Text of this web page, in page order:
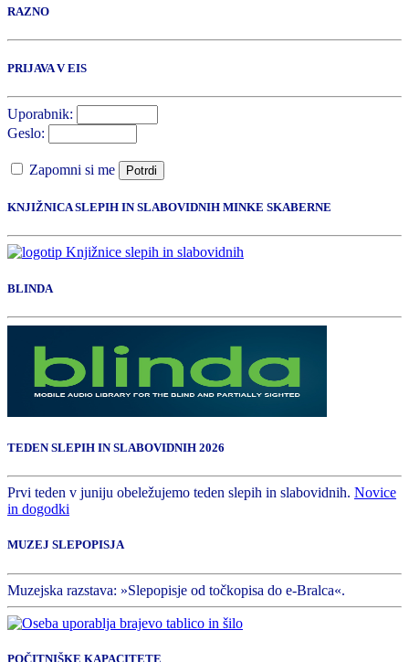
RAZNO
PRIJAVA V EIS
Uporabnik:
Geslo:
Zapomni si me Potrdi
KNJIŽNICA SLEPIH IN SLABOVIDNIH MINKE SKABERNE
BLINDA
TEDEN SLEPIH IN SLABOVIDNIH 2026
Prvi teden v juniju obeležujemo teden slepih in slabovidnih. Novice
in dogodki
MUZEJ SLEPOPISJA
Muzejska razstava: »Slepopisje od točkopisa do e-Bralca«.
POČITNIŠKE KAPACITETE